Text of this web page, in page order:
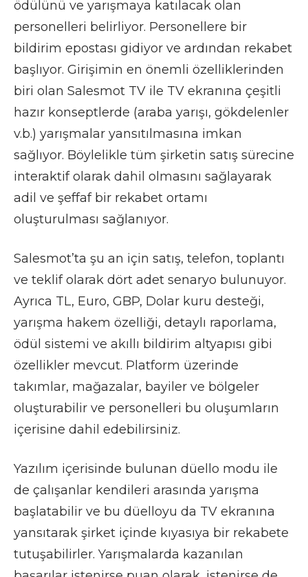
ödülünü ve yarışmaya katılacak olan
personelleri belirliyor. Personellere bir
bildirim epostası gidiyor ve ardından rekabet
başlıyor. Girişimin en önemli özelliklerinden
biri olan Salesmot TV ile TV ekranına çeşitli
hazır konseptlerde (araba yarışı, gökdelenler
v.b.) yarışmalar yansıtılmasına imkan
sağlıyor. Böylelikle tüm şirketin satış sürecine
interaktif olarak dahil olmasını sağlayarak
adil ve şeffaf bir rekabet ortamı
oluşturulması sağlanıyor.
Salesmot’ta şu an için satış, telefon, toplantı
ve teklif olarak dört adet senaryo bulunuyor.
Ayrıca TL, Euro, GBP, Dolar kuru desteği,
yarışma hakem özelliği, detaylı raporlama,
ödül sistemi ve akıllı bildirim altyapısı gibi
özellikler mevcut. Platform üzerinde
takımlar, mağazalar, bayiler ve bölgeler
oluşturabilir ve personelleri bu oluşumların
içerisine dahil edebilirsiniz.
Yazılım içerisinde bulunan düello modu ile
de çalışanlar kendileri arasında yarışma
başlatabilir ve bu düelloyu da TV ekranına
yansıtarak şirket içinde kıyasıya bir rekabete
tutuşabilirler. Yarışmalarda kazanılan